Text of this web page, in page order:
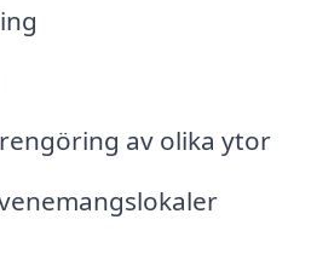
av olika ytor